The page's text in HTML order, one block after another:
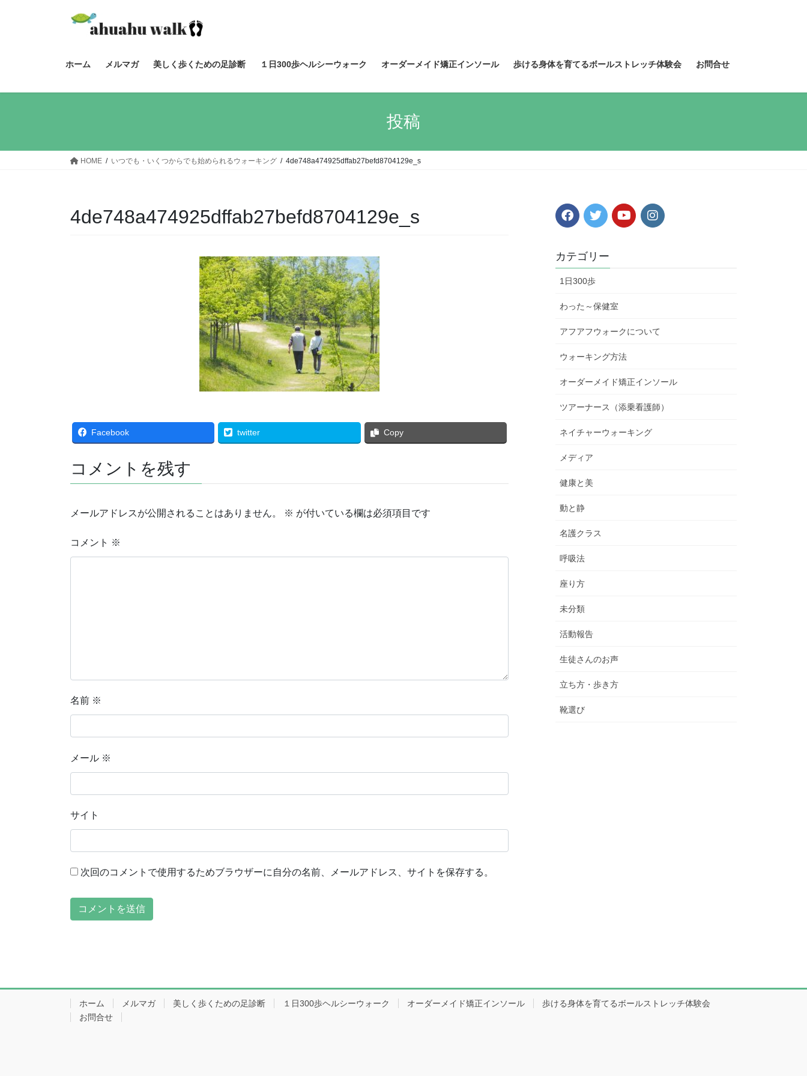
ス
ン
ホーム メルマガ 美しく歩くための足診断 １日300歩ヘルシーウォーク オーダーメイド矯正インソール 歩ける身体を育てるボールストレッチ体験会 お問合せ
投稿
HOME いつでも・いくつからでも始められるウォーキング 4de748a474925dffab27befd8704129e_s
4de748a474925dffab27befd8704129e_s
Facebook twitter Copy
コメントを残す
メールアドレスが公開されることはありません。 ※ が付いている欄は必須項目です
コメント ※
名前 ※
メール ※
サイト
次回のコメントで使用するためブラウザーに自分の名前、メールアドレス、サイトを保存する。
カテゴリー
1日300歩
わった～保健室
アフアフウォークについて
ウォーキング方法
オーダーメイド矯正インソール
ツアーナース（添乗看護師）
ネイチャーウォーキング
メディア
健康と美
動と静
名護クラス
呼吸法
座り方
未分類
活動報告
生徒さんのお声
立ち方・歩き方
靴選び
ホーム メルマガ 美しく歩くための足診断 １日300歩ヘルシーウォーク オーダーメイド矯正インソール
歩ける身体を育てるボールストレッチ体験会
お問合せ